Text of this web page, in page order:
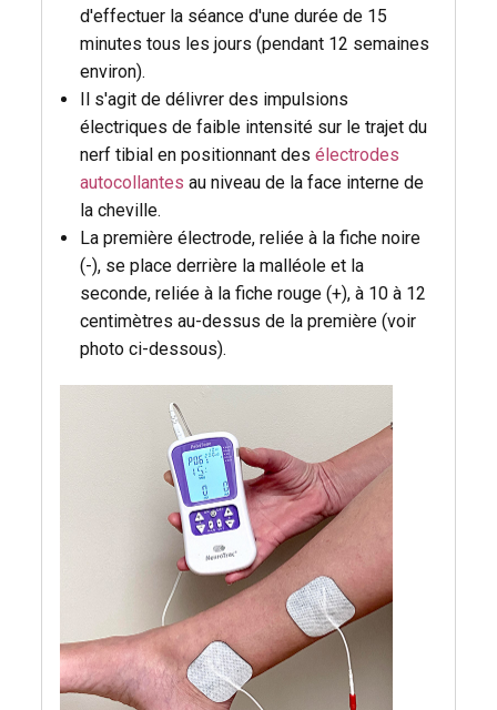
d'effectuer la séance d'une durée de 15
minutes tous les jours (pendant 12 semaines
environ).
Il s'agit de délivrer des impulsions
électriques de faible intensité sur le trajet du
nerf tibial en positionnant des électrodes
autocollantes au niveau de la face interne de
la cheville.
La première électrode, reliée à la fiche noire
(-), se place derrière la malléole et la
seconde, reliée à la fiche rouge (+), à 10 à 12
centimètres au-dessus de la première (voir
photo ci-dessous).